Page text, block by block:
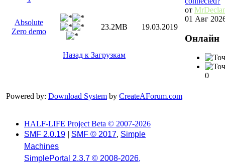
Absolute
Zero demo
23.2MB 19.03.2019
Назад к Загрузкам
Powered by: Download System by CreateAForum.com
от
01 Авг
Онлайн
0
HALF-LIFE Project Beta © 2007-2026
SMF 2.0.19
SMF © 2017, Simple
Machines
SimplePortal 2.3.7 © 2008-2026,